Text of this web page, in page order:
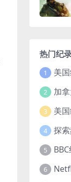
热门纪
1
2
3
4
5
6